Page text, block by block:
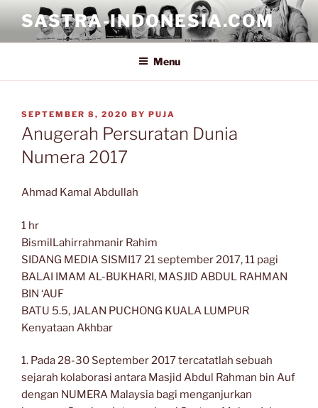
content
SASTRA-INDONESIA.COM
Menu
POSTED
ON
SEPTEMBER 8, 2020 BY PUJA
Anugerah Persuratan Dunia
Numera 2017
Ahmad Kamal Abdullah
1 hr
BismilLahirrahmanir Rahim
SIDANG MEDIA SISMI17 21 september 2017, 11 pagi
BALAI IMAM AL-BUKHARI, MASJID ABDUL RAHMAN
BIN ‘AUF
BATU 5.5, JALAN PUCHONG KUALA LUMPUR
Kenyataan Akhbar
1. Pada 28-30 September 2017 tercatatlah sebuah
sejarah kolaborasi antara Masjid Abdul Rahman bin Auf
dengan NUMERA Malaysia bagi menganjurkan